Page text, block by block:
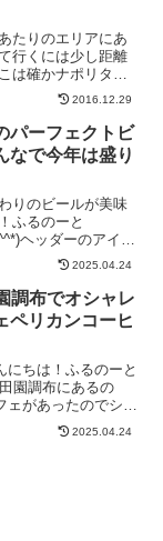
たりのエリアにあ
行くには少し距離
は確かナポリタン
ったこともあるお
定食は一度は食べ
の、炭水化物のオ
む勇...
2016.12.29
パーフェクトビ
なで今年は盛り
りのビールが美味
ふるのーと
ヘッダーのアイコ
分かる通り、私は
。ビールの祭典オ
毎年複数回行くほ
2025.04.24
調布でオシャレ
ペリカンコーヒ
にちは！ふるのーと
園調布にあるの
ェがあったのでシェ
2025.04.24